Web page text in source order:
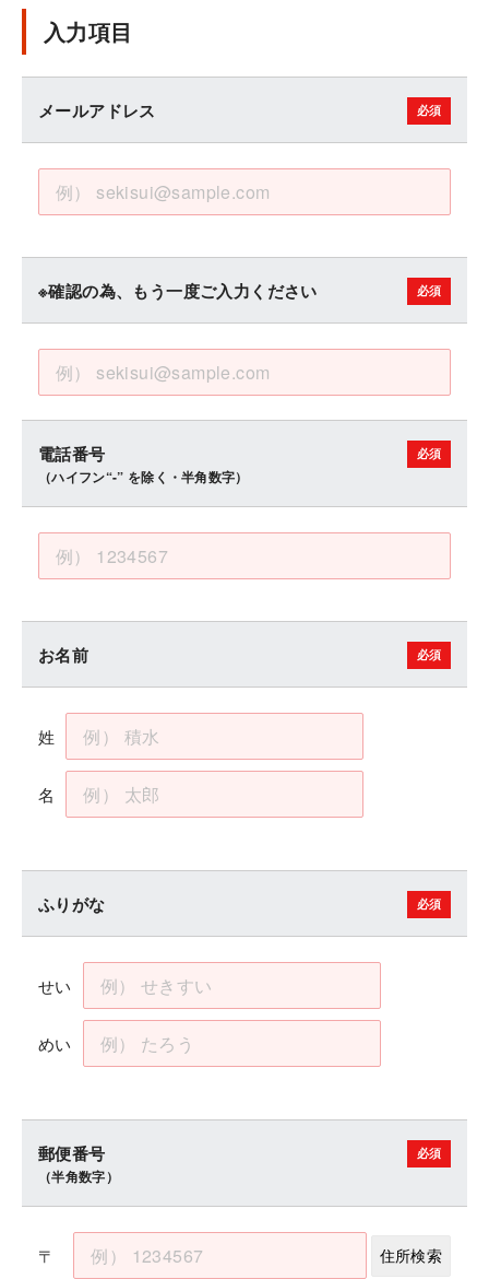
入力項目
メールアドレス
※確認の為、もう一度ご入力ください
電話番号
（ハイフン“-” を除く・半角数字）
お名前
姓
名
ふりがな
せい
めい
郵便番号
（半角数字）
〒 住所検索